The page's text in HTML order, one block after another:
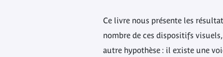
Ce livre nous présente les
nombre de ces dispositifs
autre hypothèse : il existe une